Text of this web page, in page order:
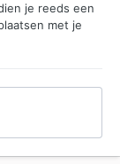
je reeds een
met je